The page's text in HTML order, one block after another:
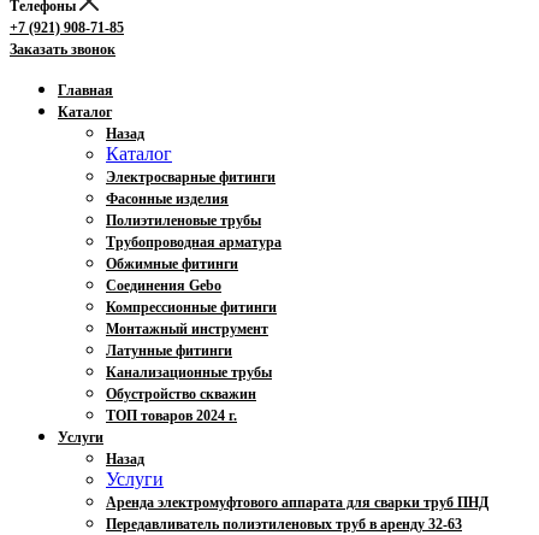
Телефоны
+7 (921) 908-71-85
Заказать звонок
Главная
Каталог
Назад
Каталог
Электросварные фитинги
Фасонные изделия
Полиэтиленовые трубы
Трубопроводная арматура
Обжимные фитинги
Соединения Gebo
Компрессионные фитинги
Монтажный инструмент
Латунные фитинги
Канализационные трубы
Обустройство скважин
ТОП товаров 2024 г.
Услуги
Назад
Услуги
Аренда электромуфтового аппарата для сварки труб ПНД
Передавливатель полиэтиленовых труб в аренду 32-63